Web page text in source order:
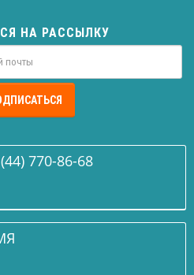
НА РАССЫЛКУ
770-86-68